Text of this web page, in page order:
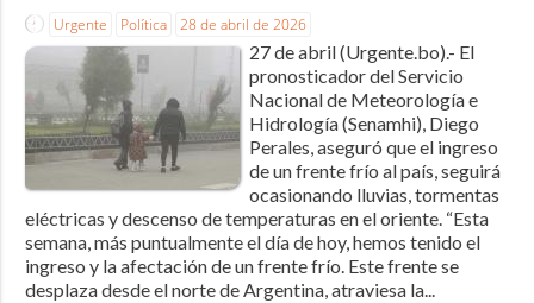
Urgente Política 28 de abril de 2026
27 de abril (Urgente.bo).- El
pronosticador del Servicio
Nacional de Meteorología e
Hidrología (Senamhi), Diego
Perales, aseguró que el ingreso
de un frente frío al país, seguirá
ocasionando lluvias, tormentas
eléctricas y descenso de temperaturas en el oriente. “Esta
semana, más puntualmente el día de hoy, hemos tenido el
ingreso y la afectación de un frente frío. Este frente se
desplaza desde el norte de Argentina, atraviesa la...